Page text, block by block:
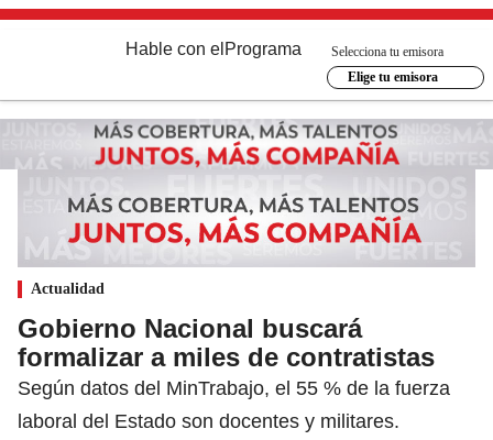
Hable con el Programa
Selecciona tu emisora
Elige tu emisora
Actualidad
Gobierno Nacional buscará
formalizar a miles de contratistas
Según datos del MinTrabajo, el 55 % de la fuerza
laboral del Estado son docentes y militares.